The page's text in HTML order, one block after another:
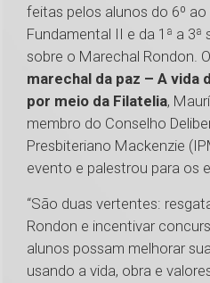
feitas pelos alunos do 6º ao
Fundamental II e da 1ª a 3ª
sobre o Marechal Rondon.
marechal da paz – A vida
por meio da Filatelia,
membro do Conselho
Presbiteriano Mackenzie
evento e palestrou para os
“São duas vertentes:
Rondon e incentivar
alunos possam melhorar
usando a vida, obra e